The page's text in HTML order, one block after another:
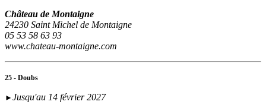
Château de Montaigne
24230 Saint Michel de Montaigne
05 53 58 63 93
www.chateau-montaigne.com
25 - Doubs
► Jusqu'au 14 février 2027